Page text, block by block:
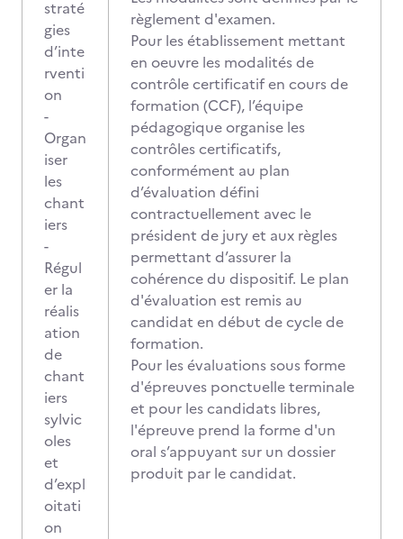
straté
gies
d’inte
rventi
on
-
Organ
iser
les
chant
iers
-
Régul
er la
réalis
ation
de
chant
iers
sylvic
oles
et
d’expl
oitati
on
règlement d'examen.
Pour les établissement mettant
en oeuvre les modalités de
contrôle certificatif en cours de
formation (CCF), l’équipe
pédagogique organise les
contrôles certificatifs,
conformément au plan
d’évaluation défini
contractuellement avec le
président de jury et aux règles
permettant d’assurer la
cohérence du dispositif. Le plan
d'évaluation est remis au
candidat en début de cycle de
formation.
Pour les évaluations sous forme
d'épreuves ponctuelle terminale
et pour les candidats libres,
l'épreuve prend la forme d'un
oral s’appuyant sur un dossier
produit par le candidat.